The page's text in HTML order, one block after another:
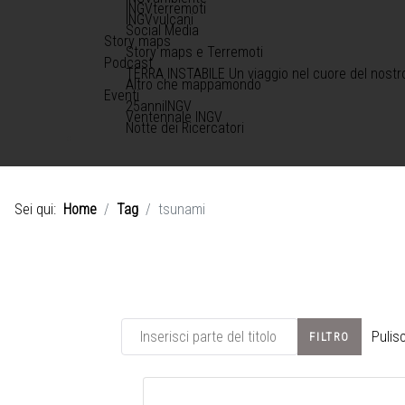
INGVterremoti
INGVvulcani
Social Media
Story maps
Story maps e Terremoti
Podcast
TERRA INSTABILE Un viaggio nel cuore del
Altro che mappamondo
Eventi
25anniINGV
Ventennale INGV
Notte dei Ricercatori
Sei qui: Home Tag tsunami
Inserisci parte del titolo FILTRO